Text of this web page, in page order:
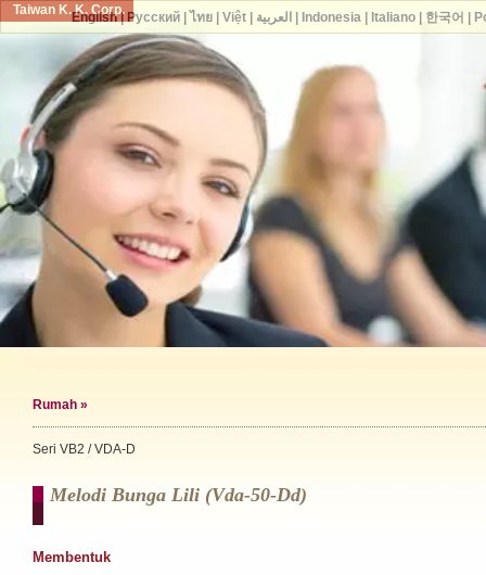
Taiwan K. K. Corp.
Rumah »
Seri VB2 / VDA-D
Melodi Bunga Lili (vda-50-Dd)
Membentuk
English| Русский| ไทย| Việt| العربية Indonesia| Italiano| 한국어